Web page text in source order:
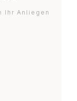
Ihr Anliegen